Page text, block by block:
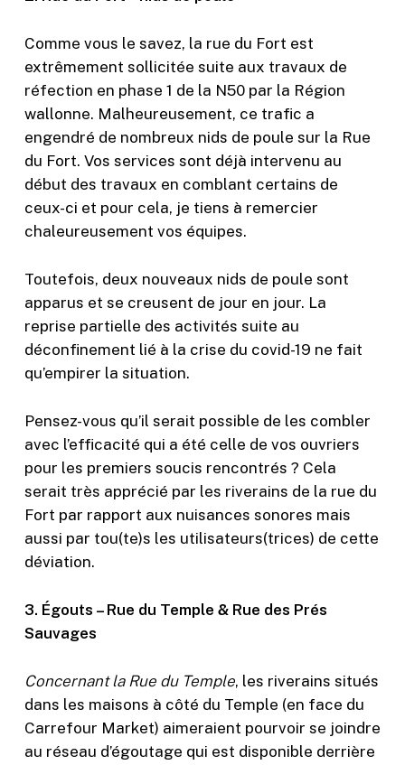
Comme vous le savez, la rue du Fort est
extrêmement sollicitée suite aux travaux de
réfection en phase 1 de la N50 par la Région
wallonne. Malheureusement, ce trafic a
engendré de nombreux nids de poule sur la Rue
du Fort. Vos services sont déjà intervenu au
début des travaux en comblant certains de
ceux-ci et pour cela, je tiens à remercier
chaleureusement vos équipes.
Toutefois, deux nouveaux nids de poule sont
apparus et se creusent de jour en jour. La
reprise partielle des activités suite au
déconfinement lié à la crise du covid-19 ne fait
qu’empirer la situation.
Pensez-vous qu’il serait possible de les combler
avec l’efficacité qui a été celle de vos ouvriers
pour les premiers soucis rencontrés ? Cela
serait très apprécié par les riverains de la rue du
Fort par rapport aux nuisances sonores mais
aussi par tou(te)s les utilisateurs(trices) de cette
déviation.
3. Égouts – Rue du Temple & Rue des Prés
Sauvages
Concernant la Rue du Temple, les riverains situés
dans les maisons à côté du Temple (en face du
Carrefour Market) aimeraient pourvoir se joindre
au réseau d’égoutage qui est disponible derrière